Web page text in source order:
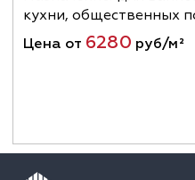
кухни, общественных
Цена от 6280 руб/м²